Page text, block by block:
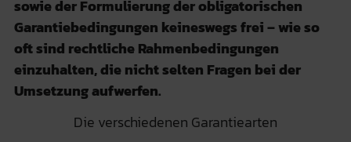
sowie der Formulierung der obligatorischen
Garantiebedingungen keineswegs frei – wie so
oft sind rechtliche Rahmenbedingungen
einzuhalten, die nicht selten Fragen bei der
Umsetzung aufwerfen.
Die verschiedenen Garantiearten